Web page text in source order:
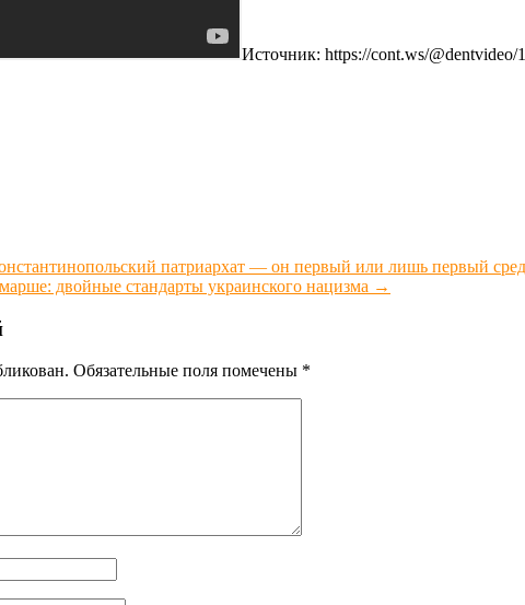
Источник: https://cont.ws/@dentvideo/
патриархат — он первый или лишь первый
двойные стандарты украинского нацизма →
Обязательные поля помечены *